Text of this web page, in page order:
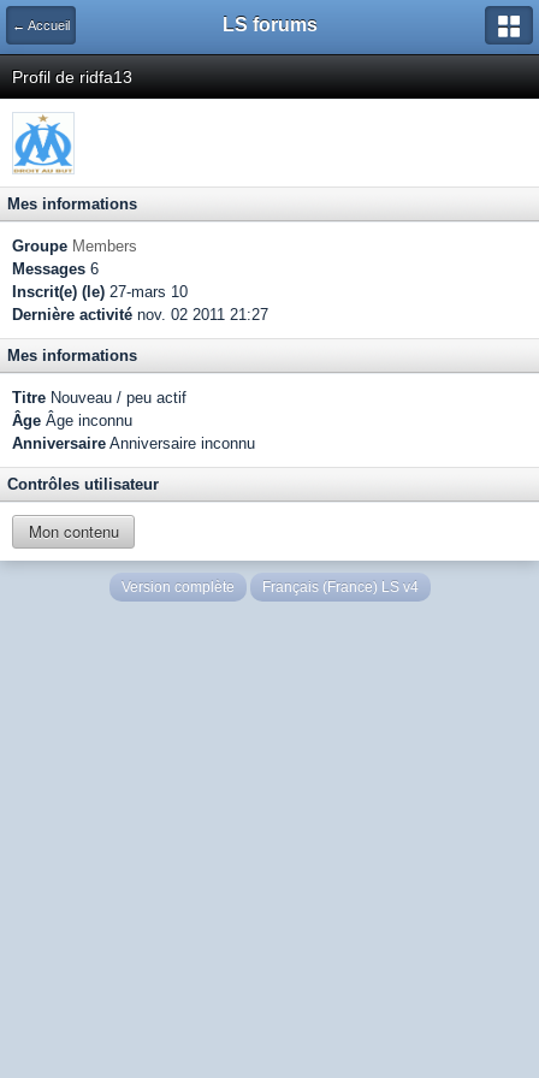
← Accueil LS forums
Profil de ridfa13
Mes informations
Groupe Members
Messages 6
Inscrit(e) (le) 27-mars 10
Dernière activité nov. 02 2011 21:27
Mes informations
Titre Nouveau / peu actif
Âge Âge inconnu
Anniversaire Anniversaire inconnu
Contrôles utilisateur
Mon contenu
Version complète Français (France) LS v4